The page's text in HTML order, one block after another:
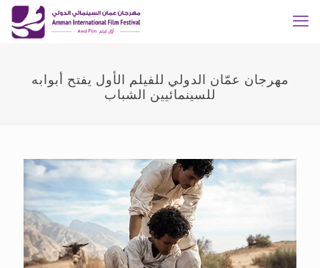
مهرجان عمّان الدولي للفيلم الأول يفتح أبوابه
للسينمائيين الشباب